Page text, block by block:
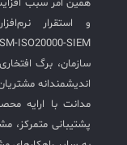
همین امر سبب
سازمان، برگ
اندیشمندانه
مدانت با ارایه
پشتیبانی متمرکز،